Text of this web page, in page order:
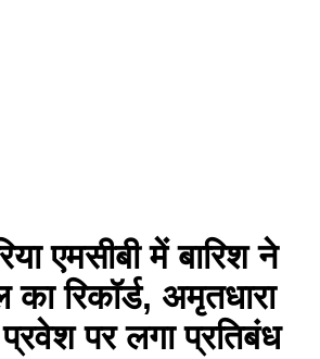
एमसीबी में बारिश ने
का रिकॉर्ड, अमृतधारा
पर लगा प्रतिबंध